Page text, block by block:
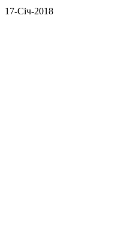
17-Січ-2018